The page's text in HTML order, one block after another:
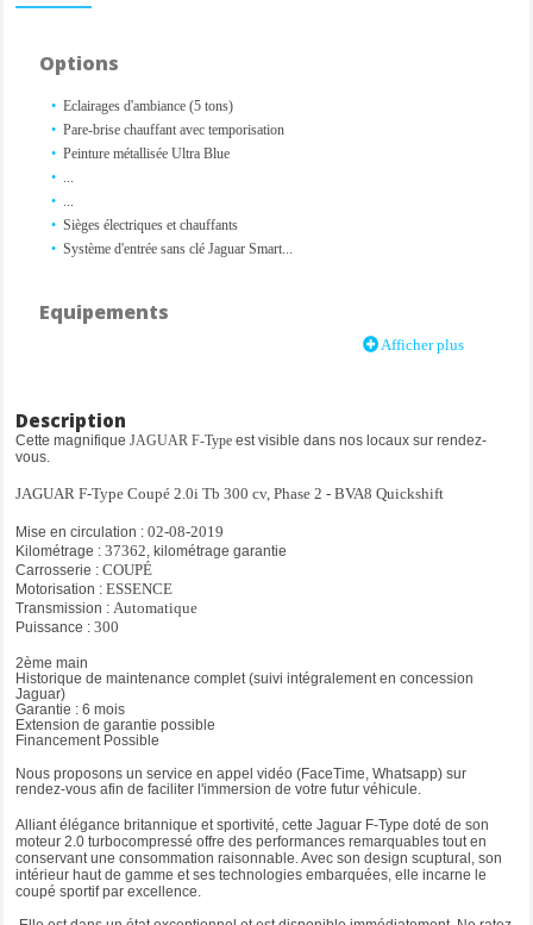
Options
Eclairages d'ambiance (5 tons)
Pare-brise chauffant avec temporisation
Peinture métallisée Ultra Blue
...
...
Sièges électriques et chauffants
Système d'entrée sans clé Jaguar Smart...
Equipements
Anti-démarrage
Assistance active au maintien de voie
Caméra de recul
Colonne de direction ajustable électriquement
Connecteur USB et prise 12V dans la console centrale
Contrôle de pression des pneus ( TPMS )
Contrôle dynamique de la stabilité DSC
Détecteurs d'obstacles avant
Détection piéton
Différentiel ouvert avec commande vectorielle de couple par freinage
Echappement Sport actif
Ecran TFT central de 5" avec panneau d’instruments – 300 km/h
Feux arrières à LED
Frein de stationnement électronique (EPB)
Freins de 355mm à l'avant et de 325 mm à l'arrière
Garniture de pavillon Morzine
Afficher plus
Description
Cette magnifique JAGUAR F-Type est visible dans nos locaux sur rendez-
vous.
JAGUAR F-Type Coupé 2.0i Tb 300 cv, Phase 2 - BVA8 Quickshift
Mise en circulation : 02-08-2019
Kilométrage : 37362, kilométrage garantie
Carrosserie : COUPÉ
Motorisation : ESSENCE
Transmission : Automatique
Puissance : 300
2ème main
Historique de maintenance complet (suivi intégralement en concession
Jaguar)
Garantie : 6 mois
Extension de garantie possible
Financement Possible
Nous proposons un service en appel vidéo (FaceTime, Whatsapp) sur
rendez-vous afin de faciliter l'immersion de votre futur véhicule.
Alliant élégance britannique et sportivité, cette Jaguar F-Type doté de son
moteur 2.0 turbocompressé offre des performances remarquables tout en
conservant une consommation raisonnable. Avec son design scuptural, son
intérieur haut de gamme et ses technologies embarquées, elle incarne le
coupé sportif par excellence.